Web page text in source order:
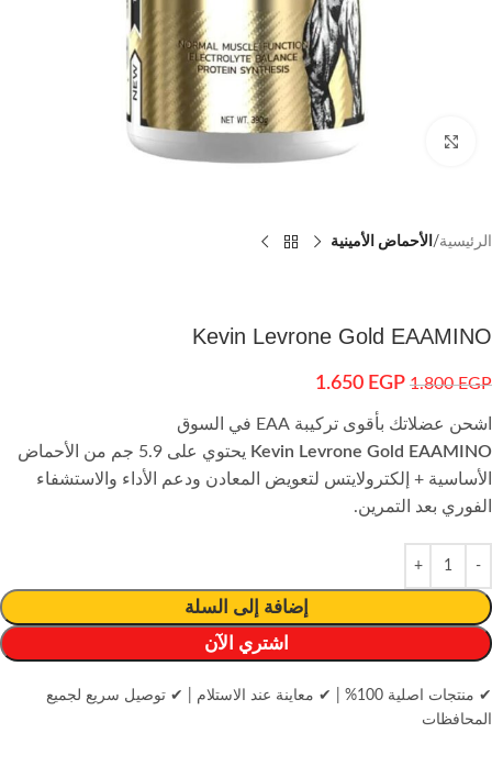
الرئيسية الأحماض الأمينية
Kevin Levrone Gold EAAMINO
1.800EGP
1.650 EGP
اشحن عضلاتك بأقوى تركيبة EAA في السوق
Kevin Levrone Gold EAAMINO
يحتوي على 5.9 جم من الأحماض
الأساسية + إلكترولايتس لتعويض المعادن ودعم الأداء والاستشفاء
الفوري بعد التمرين.
إضافة إلى السلة
اشتري الآن
✔ منتجات اصلية 100% ✔ معاينة عند الاستلام
✔ توصيل سريع لجميع
المحافظات